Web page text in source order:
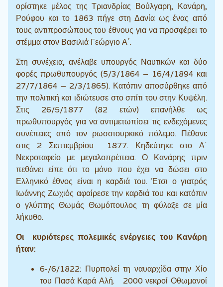
ορίστηκε μέλος της Τριανδρίας Βούλγαρη, Κανάρη,
Ρούφου και το 1863 πήγε στη Δανία ως ένας από
τους αντιπροσώπους του έθνους για να προσφέρει το
στέμμα στον Βασιλιά Γεώργιο Α΄.
Στη συνέχεια, ανέλαβε υπουργός Ναυτικών και δύο
φορές πρωθυπουργός (5/3/1864 – 16/4/1894 και
27/7/1864 – 2/3/1865). Κατόπιν αποσύρθηκε από
την πολιτική και ιδιώτευσε στο σπίτι του στην Κυψέλη.
Στις 26/5/1877 (82 ετών) επανήλθε ως
πρωθυπουργός για να αντιμετωπίσει τις ενδεχόμενες
συνέπειες από τον ρωσοτουρκικό πόλεμο. Πέθανε
στις 2 Σεπτεμβρίου 1877. Κηδεύτηκε στο Α΄
Νεκροταφείο με μεγαλοπρέπεια. Ο Κανάρης πριν
πεθάνει είπε ότι το μόνο που έχει να δώσει στο
Ελληνικό έθνος είναι η καρδιά του. Έτσι ο γιατρός
Ιωάννης Ζωχιός αφαίρεσε την καρδιά του και κατόπιν
ο γλύπτης Θωμάς Θωμόπουλος τη φύλαξε σε μία
λήκυθο.
Οι κυριότερες πολεμικές ενέργειες του Κανάρη
ήταν:
6-/6/1822: Πυρπολεί τη ναυαρχίδα στην Χίο
του Πασά Καρά Αλή. 2000 νεκροί Οθωμανοί